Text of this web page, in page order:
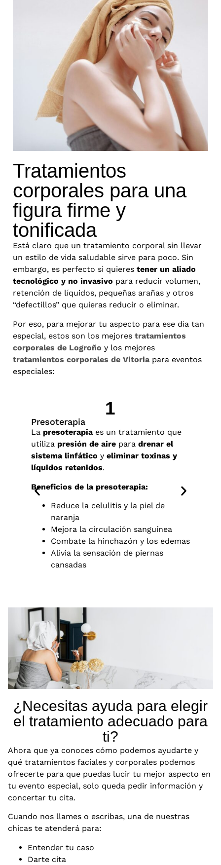
Tratamientos
corporales para una
figura firme y
tonificada
Está claro que un tratamiento corporal sin llevar
un estilo de vida saludable sirve para poco. Sin
embargo, es perfecto si quieres tener un aliado
tecnológico y no invasivo para reducir volumen,
retención de líquidos, pequeñas arañas y otros
“defectillos” que quieras reducir o eliminar.
Por eso, para mejorar tu aspecto para ese día tan
especial, estos son los mejores tratamientos
corporales de Logroño y los mejores
tratamientos corporales de Vitoria para eventos
especiales:
1
Presoterapia
La presoterapiaes un tratamiento que
utiliza presión de airepara drenar el
sistema linfático y eliminar toxinas y
líquidos retenidos.
Beneficios de la presoterapia:
Reduce la celulitis y la piel de
naranja
Mejora la circulación sanguínea
Combate la hinchazón y los edemas
Alivia la sensación de piernas
cansadas
¿Necesitas ayuda para elegir
el tratamiento adecuado para
ti?
Ahora que ya conoces cómo podemos ayudarte y
qué tratamientos faciales y corporales podemos
ofrecerte para que puedas lucir tu mejor aspecto en
tu evento especial, solo queda pedir información y
concertar tu cita.
Cuando nos llames o escribas, una de nuestras
chicas te atenderá para:
Entender tu caso
Darte cita